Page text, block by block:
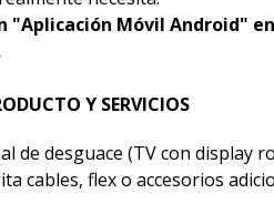
"Aplicación Móvil Android"
Y SERVICIOS
de desguace (TV con display
cables, flex o accesorios